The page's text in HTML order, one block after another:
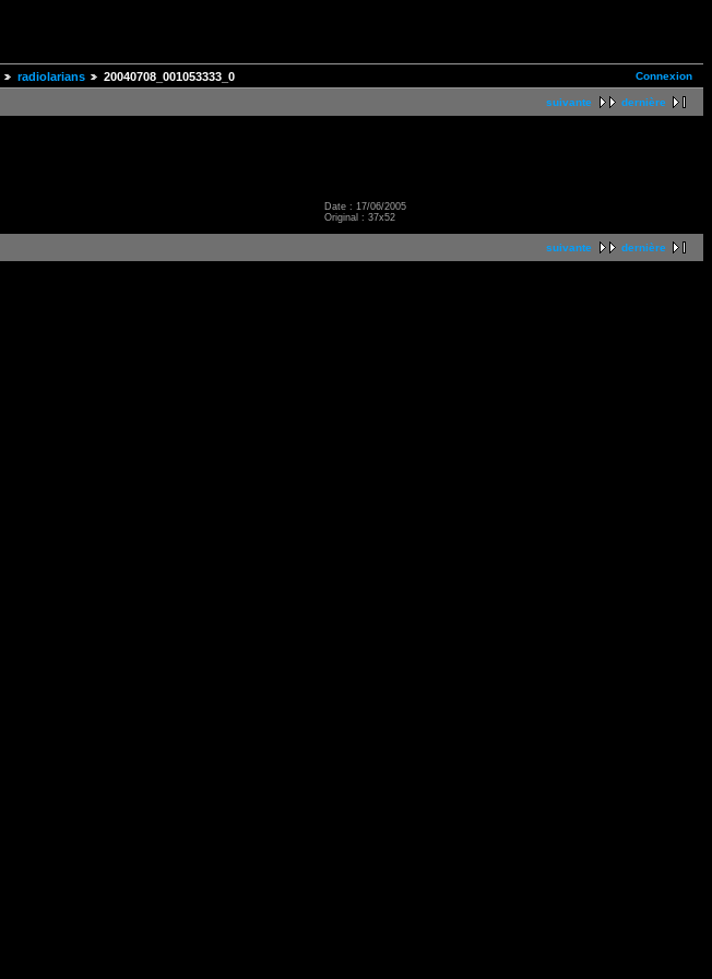
Connexion
radiolarians 20040708_001053333_0
suivante dernière
Date : 17/06/2005
Original : 37x52
suivante dernière